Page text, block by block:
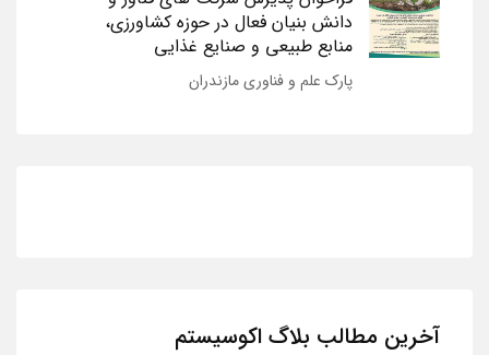
دانش بنیان فعال در حوزه کشاورزی،
منابع طبیعی و صنایع غذایی
پارک علم و فناوری مازندران
آخرین مطالب بلاگ اکوسیستم